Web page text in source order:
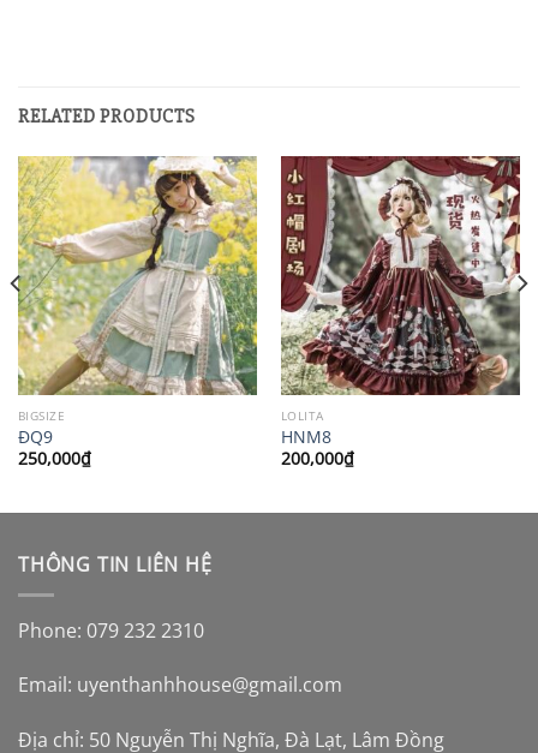
RELATED PRODUCTS
BIGSIZE
ĐQ9
250,000₫
LOLITA
HNM8
200,000₫
THÔNG TIN LIÊN HỆ
Phone: 079 232 2310
Email: uyenthanhhouse@gmail.com
Địa chỉ: 50 Nguyễn Thị Nghĩa, Đà Lạt, Lâm Đồng